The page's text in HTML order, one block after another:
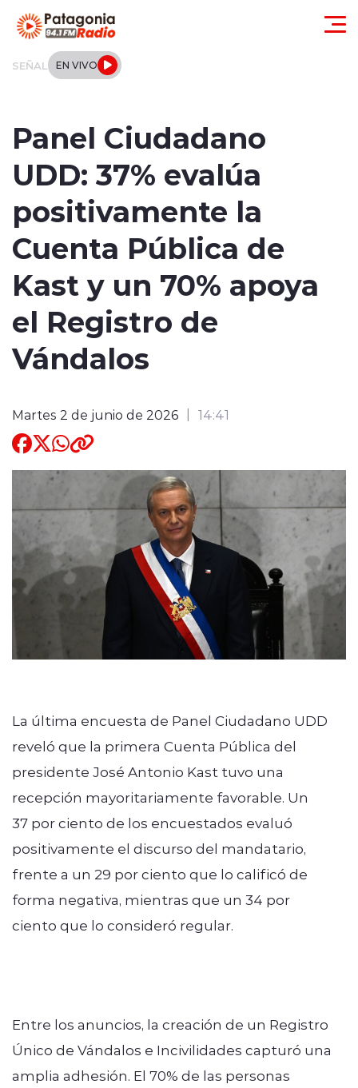
SEÑAL EN VIVO
Local
Internacional
Deportes
Entrevistas
modo claro
Panel Ciudadano
UDD: 37% evalúa
positivamente la
Cuenta Pública de
Kast y un 70% apoya
el Registro de
Vándalos
Martes 2 de junio de 2026 14:41
La última encuesta de Panel Ciudadano UDD
reveló que la primera Cuenta Pública del
presidente José Antonio Kast tuvo una
recepción mayoritariamente favorable. Un
37 por ciento de los encuestados evaluó
positivamente el discurso del mandatario,
frente a un 29 por ciento que lo calificó de
forma negativa, mientras que un 34 por
ciento que lo consideró regular.
Entre los anuncios, la creación de un Registro
Único de Vándalos e Incivilidades capturó una
amplia adhesión. El 70% de las personas